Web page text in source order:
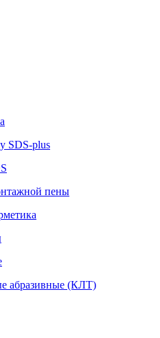
SDS-plus
пены
абразивные (КЛТ)